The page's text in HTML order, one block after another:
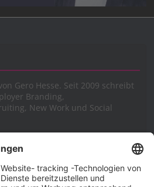
Gero Hesse. Seit 2009 schreibt
Branding,
New Work und Social